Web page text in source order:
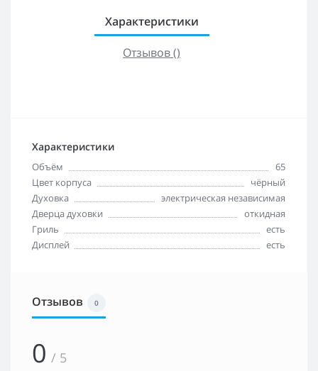
Характеристики
Отзывов ()
Характеристики
Объём
65
Цвет корпуса
чёрный
Духовка
электрическая независимая
Дверца духовки
откидная
Гриль
есть
Дисплей
есть
Отзывов 0
0 / 5